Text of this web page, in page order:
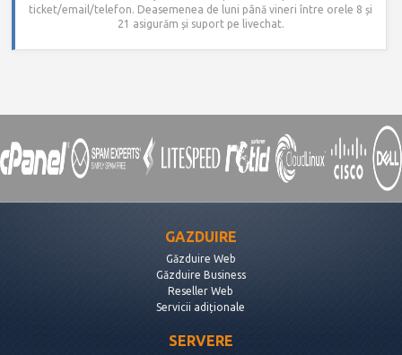
ticket/email/telefon. Deasemenea de luni până vineri între orele 8 și
21 asigurăm și suport pe livechat.
GAZDUIRE
Găzduire Web
Găzduire Business
Reseller Web
Servicii adiționale
SERVERE